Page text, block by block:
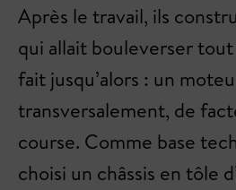
Après le travail, ils
qui allait bouleverser
fait jusqu’alors : un
transversalement, de
course. Comme base
choisi un châssis en tôle